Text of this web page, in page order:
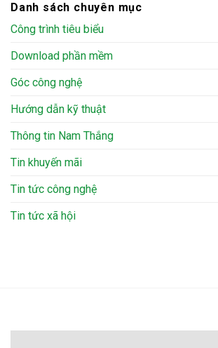
Danh sách chuyên mục
Công trình tiêu biểu
Download phần mềm
Góc công nghệ
Hướng dẫn kỹ thuật
Thông tin Nam Thắng
Tin khuyến mãi
Tin tức công nghệ
Tin tức xã hội